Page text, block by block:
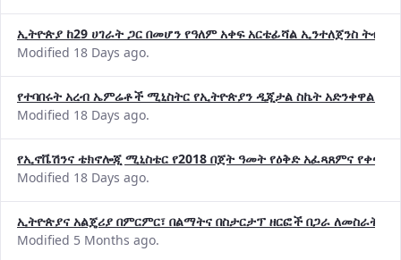
ኢትዮጵያ ከ29 ሀገራት ጋር በመሆን የዓለም አቀፍ አርቴፊሻል ኢንተለጀንስ
Modified 18 Days ago.
የተባበሩት አረብ ኤምሬቶች ሚኒስትር የኢትዮጵያን ዲጂታል ስኬት አድንቀዋል
Modified 18 Days ago.
የኢኖቬሽንና ቴክኖሎጂ ሚኒስቴር የ2018 በጀት ዓመት የዕቅድ አፈጻጸምና
Modified 18 Days ago.
ኢትዮጵያና አልጄሪያ በምርምር፣ በልማትና በስታርታፕ ዘርፎች በጋራ ለመስራት
Modified 5 Months ago.